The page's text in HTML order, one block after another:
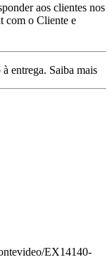
aos clientes nos
com o Cliente e
entrega. Saiba mais
EX14140-